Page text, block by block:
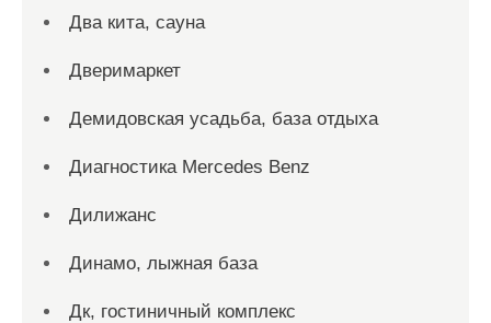
Два кита, сауна
Дверимаркет
Демидовская усадьба, база отдыха
Диагностика Mercedes Benz
Дилижанс
Динамо, лыжная база
Дк, гостиничный комплекс